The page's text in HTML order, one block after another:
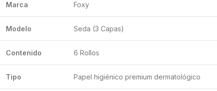
Marca Foxy
Modelo Seda (3 Capas)
Contenido 6 Rollos
Tipo Papel higiénico premium dermatológico